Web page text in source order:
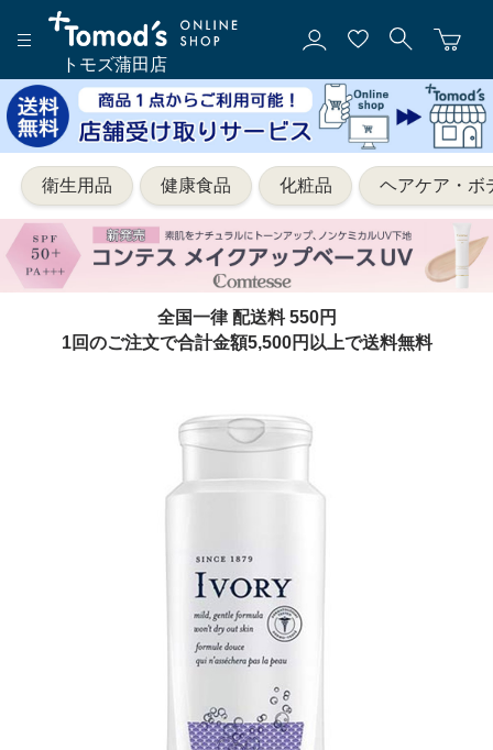
トモズ蒲田店
衛生用品 健康食品 化粧品 ヘアケア・ボ
全国一律 配送料 550円
1回のご注文で合計金額5,500円以上で送料無料